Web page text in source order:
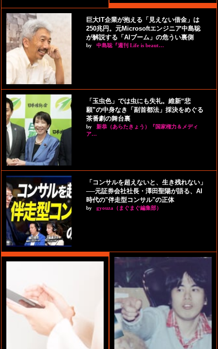
巨大IT企業が抱える「見えない借金」は
250兆円。元Microsoftエンジニア中島聡
が解説する「AIブーム」の危うい裏側
by 中島聡『週刊 Life is beaut…
「玉虫色」では虫にも失礼。維新“悲
願”の中身なき「副首都法」採決をめぐる
茶番劇の舞台裏
by
新恭（あらたきょう）『国家権力＆メディ
ア…
「コンサルを超えないと、生き残れない」
──元証券会社社長・澤田聖陽が語る、AI
時代の"伴走型コンサル"の正体
by gyouza（まぐまぐ編集部）